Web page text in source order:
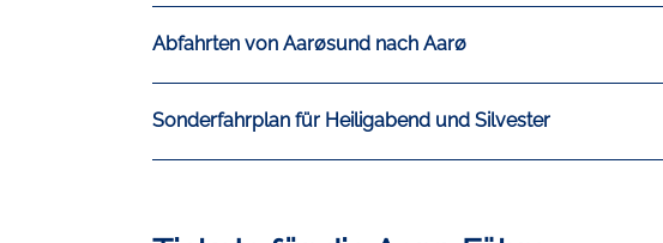
Abfahrten von Aarøsund nach Aarø
Sonderfahrplan für Heiligabend und Silvester